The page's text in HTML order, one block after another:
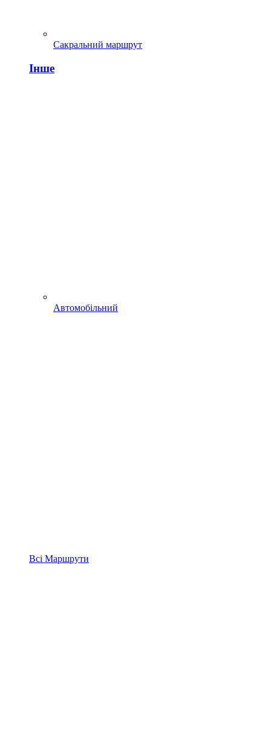
Сакральний маршрут
Інше
Автомобільний
Всі Маршрути